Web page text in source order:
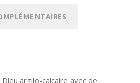
argilo-calcaire avec de